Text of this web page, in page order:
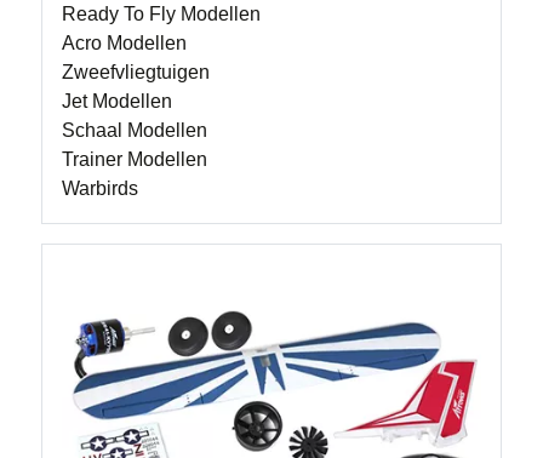
Ready To Fly Modellen
Acro Modellen
Zweefvliegtuigen
Jet Modellen
Schaal Modellen
Trainer Modellen
Warbirds